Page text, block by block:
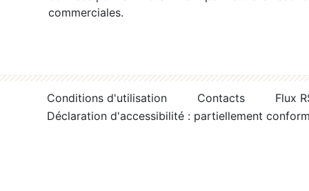
commerciales.
Conditions d'utilisation Contacts
Flux
Déclaration d'accessibilité : partiellement